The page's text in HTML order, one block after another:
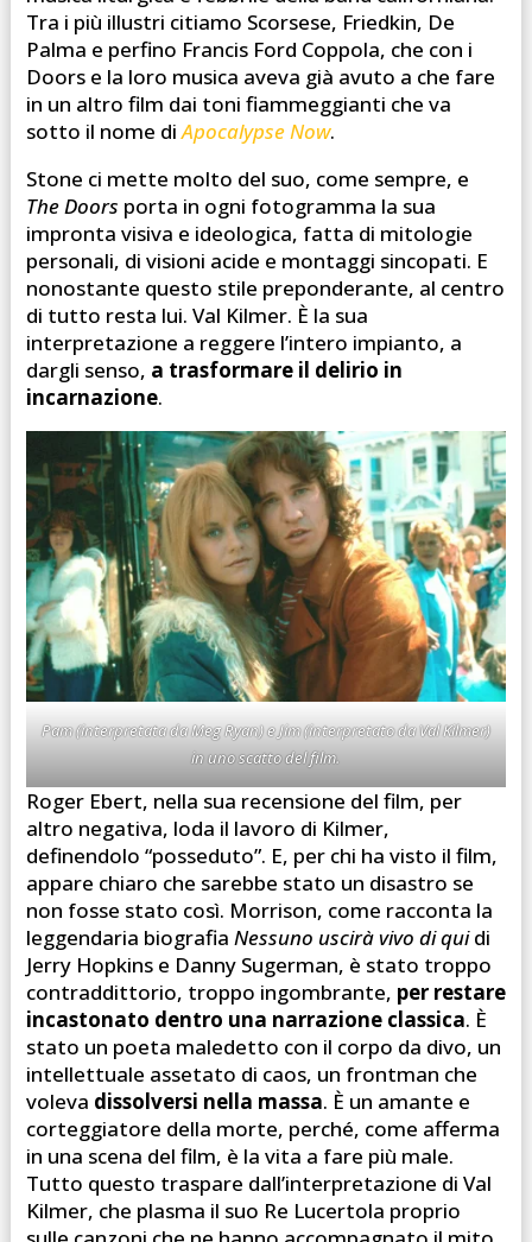
Tra i più illustri citiamo Scorsese, Friedkin, De
Palma e perfino Francis Ford Coppola, che con i
Doors e la loro musica aveva già avuto a che fare
in un altro film dai toni fiammeggianti che va
sotto il nome diApocalypse Now.
Stone ci mette molto del suo, come sempre, e
The Doors porta in ogni fotogramma la sua
impronta visiva e ideologica, fatta di mitologie
personali, di visioni acide e montaggi sincopati. E
nonostante questo stile preponderante, al centro
di tutto resta lui. Val Kilmer. È la sua
interpretazione a reggere l’intero impianto, a
dargli senso, a trasformare il delirio in
incarnazione.
Pam (interpretata da Meg Ryan) e Jim (interpretato da Val Kilmer)
in uno scatto del film.
Roger Ebert, nella sua recensione del film, per
altro negativa, loda il lavoro di Kilmer,
definendolo “posseduto”. E, per chi ha visto il film,
appare chiaro che sarebbe stato un disastro se
non fosse stato così. Morrison, come racconta la
leggendaria biografia Nessuno uscirà vivo di quidi
Jerry Hopkins e Danny Sugerman, è stato troppo
contraddittorio, troppo ingombrante, per restare
incastonato dentro una narrazione classica. È
stato un poeta maledetto con il corpo da divo, un
intellettuale assetato di caos, un frontman che
voleva dissolversi nella massa. È un amante e
corteggiatore della morte, perché, come afferma
in una scena del film, è la vita a fare più male.
Tutto questo traspare dall’interpretazione di Val
Kilmer, che plasma il suo Re Lucertola proprio